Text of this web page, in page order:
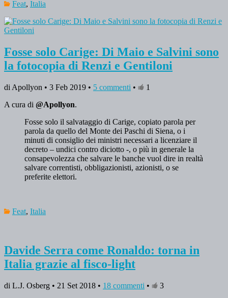
Feat, Italia
Fosse solo Carige: Di Maio e Salvini sono
la fotocopia di Renzi e Gentiloni
di Apollyon • 3 Feb 2019 • 5 commenti •
1
A cura di @Apollyon.
Fosse solo il salvataggio di Carige, copiato parola per
parola da quello del Monte dei Paschi di Siena, o i
minuti di consiglio dei ministri necessari a licenziare il
decreto – undici contro diciotto -, o più in generale la
consapevolezza che salvare le banche vuol dire in realtà
salvare correntisti, obbligazionisti, azionisti, o se
preferite elettori.
Feat, Italia
Davide Serra come Ronaldo: torna in
Italia grazie al fisco-light
di L.J. Osberg • 21 Set 2018 • 18 commenti •
3